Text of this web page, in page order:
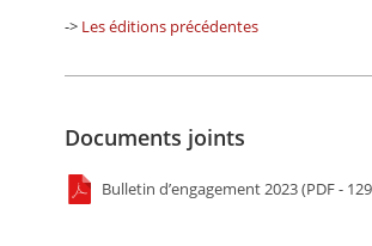
-> Les éditions précédentes
Documents joints
Bulletin d’engagement 2023 (PDF -